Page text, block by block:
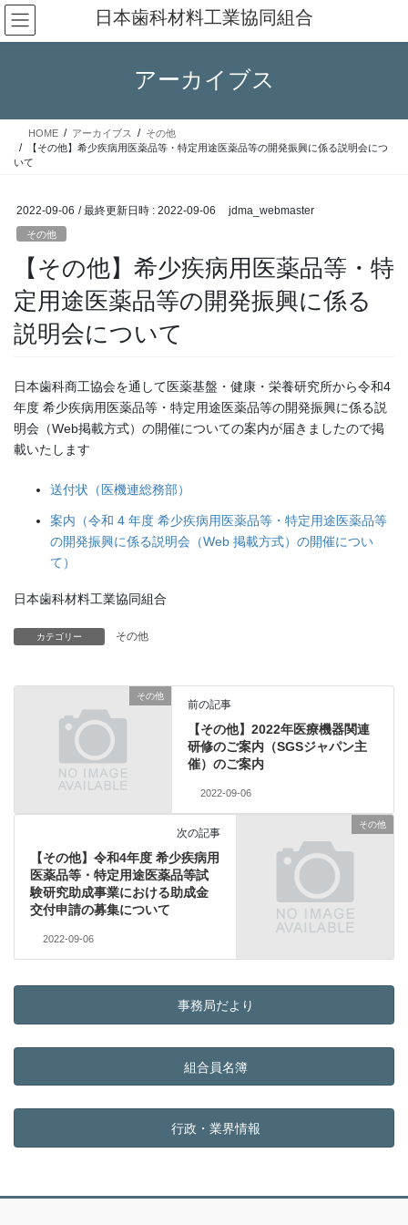
コ
ン
テ
ス
ナ
ビ
ゲ
ン
日本歯科材料工業協同組合
アーカイブス
HOME アーカイブス
その他
【その他】希少疾病用医薬品等・特定用途医薬品等の開発振興に係る説明会につ
いて
2022-09-06 / 最終更新日時 : 2022-09-06 jdma_webmaster
その他
【その他】希少疾病用医薬品等・特
定用途医薬品等の開発振興に係る
説明会について
日本歯科商工協会を通して医薬基盤・健康・栄養研究所から令和4
年度 希少疾病用医薬品等・特定用途医薬品等の開発振興に係る説
明会（Web掲載方式）の開催についての案内が届きましたので掲
載いたします
送付状（医機連総務部）
案内（令和 4 年度 希少疾病用医薬品等・特定用途医薬品等
の開発振興に係る説明会（Web 掲載方式）の開催につい
て）
日本歯科材料工業協同組合
カテゴリー その他
その他
前の記事
【その他】2022年医療機器関連
研修のご案内（SGSジャパン主
催）のご案内
2022-09-06
その他
次の記事
【その他】令和4年度 希少疾病用
医薬品等・特定用途医薬品等試
験研究助成事業における助成金
交付申請の募集について
2022-09-06
事務局だより
組合員名簿
行政・業界情報